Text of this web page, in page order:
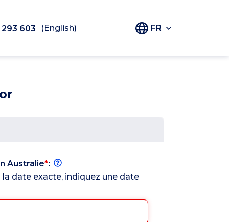
FR
293 603 (English)
Australie*:
la date exacte, indiquez une date